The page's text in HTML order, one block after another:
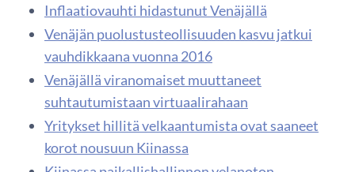
Inflaatiovauhti hidastunut Venäjällä
Venäjän puolustusteollisuuden kasvu jatkui
vauhdikkaana vuonna 2016
Venäjällä viranomaiset muuttaneet
suhtautumistaan virtuaalirahaan
Yritykset hillitä velkaantumista ovat saaneet
korot nousuun Kiinassa